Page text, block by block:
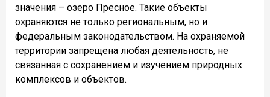
значения – озеро Пресное. Такие объекты
охраняются не только региональным, но и
федеральным законодательством. На охраняемой
территории запрещена любая деятельность, не
связанная с сохранением и изучением природных
комплексов и объектов.